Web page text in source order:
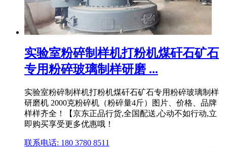
实验室粉碎制样机打粉机煤矸石矿石
专用粉碎玻璃制样研磨 ...
实验室粉碎制样机打粉机煤矸石矿石专用粉碎玻璃制样
研磨机 2000克粉碎机（粉碎量4斤）图片、价格、品牌
样样齐全！【京东正品行货,全国配送,心动不如行动,立
即购买享受更多优惠哦！
联系电话: 180 3780 8511